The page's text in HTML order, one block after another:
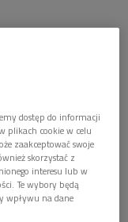
reżyser i
w dziedzinie
"Dżumy" oraz
tragicznej
wspominamy
dostęp do informacji
plikach cookie w celu
zaakceptować swoje
skorzystać z
interesu lub w
Te wybory będą
wpływu na dane